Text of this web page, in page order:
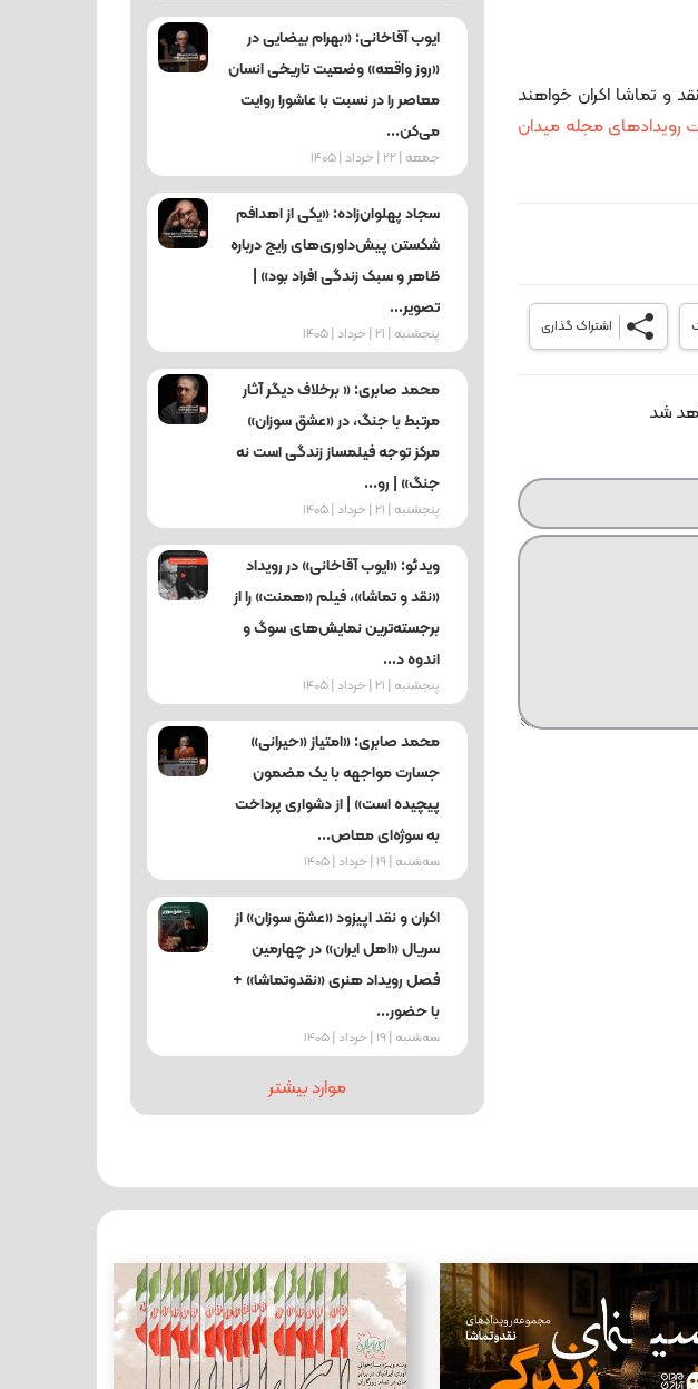
و تماشا اکران خواهند
رویدادهای مجله میدان
اشتراک گذاری
شد
ایوب آقاخانی: «بهرام بیضایی در
«روز واقعه» وضعیت تاریخی انسان
معاصر را در نسبت با عاشورا روایت
می‌کن...
جمعه | 22 | خرداد | 1405
سجاد پهلوان‌زاده: «یکی از اهدافم
شکستن پیش‌داوری‌های رایج درباره
ظاهر و سبک زندگی افراد بود» |
تصویر...
پنجشنبه | 21 | خرداد | 1405
محمد صابری: « برخلاف دیگر آثار
مرتبط با جنگ، در «عشق سوزان»
مرکز توجه فیلمساز زندگی است نه
جنگ» | رو...
پنجشنبه | 21 | خرداد | 1405
ویدئو: «ایوب آقاخانی» در رویداد
«نقد و تماشا»، فیلم «همنت» را از
برجسته‌ترین نمایش‌های سوگ و
اندوه د...
پنجشنبه | 21 | خرداد | 1405
محمد صابری: «امتیاز «حیرانی»
جسارت مواجهه با یک مضمون
پیچیده است» | از دشواری پرداخت
به سوژه‌ای معاص...
ﺳﻪشنبه | 19 | خرداد | 1405
اکران و نقد اپیزود «عشق سوزان» از
سریال «اهل ایران» در چهارمین
فصل رویداد هنری «نقدوتماشا» +
با حضور...
ﺳﻪشنبه | 19 | خرداد | 1405
موارد بیشتر